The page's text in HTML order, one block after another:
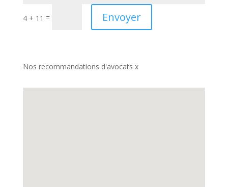
4 + 11 = Envoyer
Nos recommandations d'avocats x